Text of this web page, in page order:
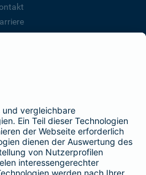
BarmeniaGothaer
SEITEN